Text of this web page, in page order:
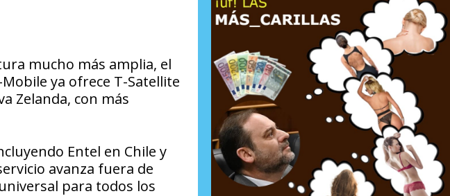
mucho más amplia, el
ya ofrece T-Satellite
Zelanda, con más
Entel en Chile y
avanza fuera de
para todos los